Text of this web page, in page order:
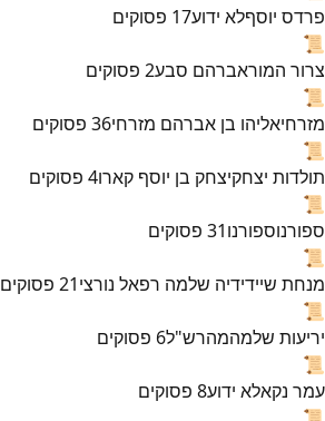
פרדס יוסףלא ידוע17 פסוקים
📜
צרור המוראברהם סבע2 פסוקים
📜
מזרחיאליהו בן אברהם מזרחי36 פסוקים
📜
תולדות יצחקיצחק בן יוסף קארו4 פסוקים
📜
ספורנוספורנו31 פסוקים
📜
מנחת שיידידיה שלמה רפאל נורצי21 פסוקים
📜
יריעות שלמהמהרש"ל6 פסוקים
📜
עמר נקאלא ידוע8 פסוקים